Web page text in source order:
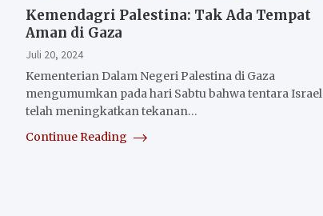
Kemendagri Palestina: Tak Ada Tempat
Aman di Gaza
Juli 20, 2024
Kementerian Dalam Negeri Palestina di Gaza
mengumumkan pada hari Sabtu bahwa tentara Israel
telah meningkatkan tekanan…
Continue Reading